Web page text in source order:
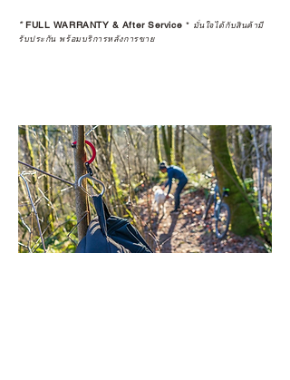
*FULL WARRANTY & After Service * มั่นใจได้กับสินค้ามี
รับประกัน พร้อมบริการหลังการขาย